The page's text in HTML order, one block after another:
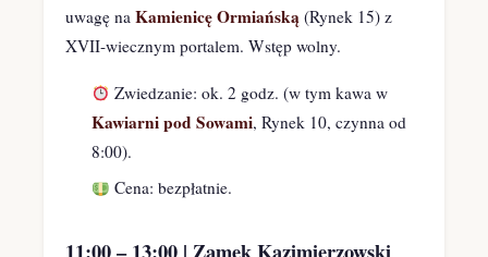
uwagę na Kamienicę Ormiańską (Rynek 15) z
XVII-wiecznym portalem. Wstęp wolny.
Zwiedzanie: ok. 2 godz. (w tym kawa w
Kawiarni pod Sowami, Rynek 10, czynna od
8:00).
Cena: bezpłatnie.